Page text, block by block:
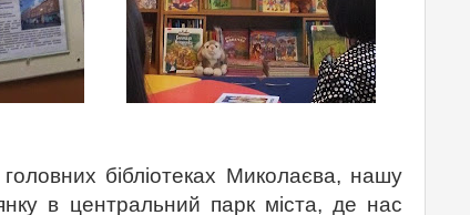
бібліотеках Миколаєва, нашу
в центральний парк міста, де нас